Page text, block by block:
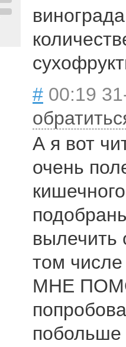
# 00:19
А я вот
очень
вылечить
том числе
МНЕ
побольше